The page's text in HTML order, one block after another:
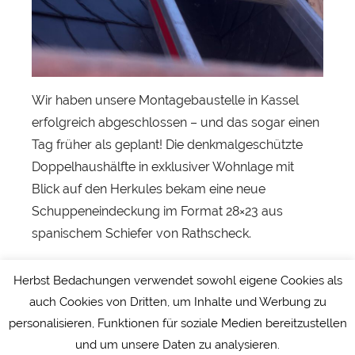
Wir haben unsere Montagebaustelle in Kassel
erfolgreich abgeschlossen – und das sogar einen
Tag früher als geplant! Die denkmalgeschützte
Doppelhaushälfte in exklusiver Wohnlage mit
Blick auf den Herkules bekam eine neue
Schuppeneindeckung im Format 28×23 aus
spanischem Schiefer von Rathscheck.
#28×23
Herbst Bedachungen verwendet sowohl eigene Cookies als
auch Cookies von Dritten, um Inhalte und Werbung zu
personalisieren, Funktionen für soziale Medien bereitzustellen
und um unsere Daten zu analysieren.